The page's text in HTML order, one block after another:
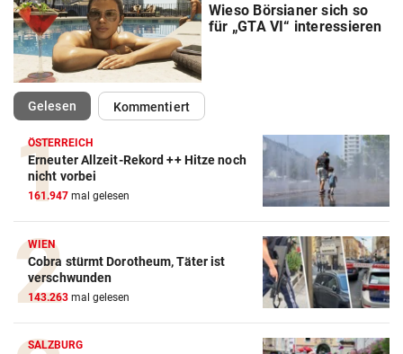
Wieso Börsianer sich so
für „GTA VI“ interessieren
Gelesen(ausgewählt)Kommentiert
ÖSTERREICH
Erneuter Allzeit-Rekord ++ Hitze noch
nicht vorbei
161.947 mal gelesen
WIEN
Cobra stürmt Dorotheum, Täter ist
verschwunden
143.263 mal gelesen
SALZBURG